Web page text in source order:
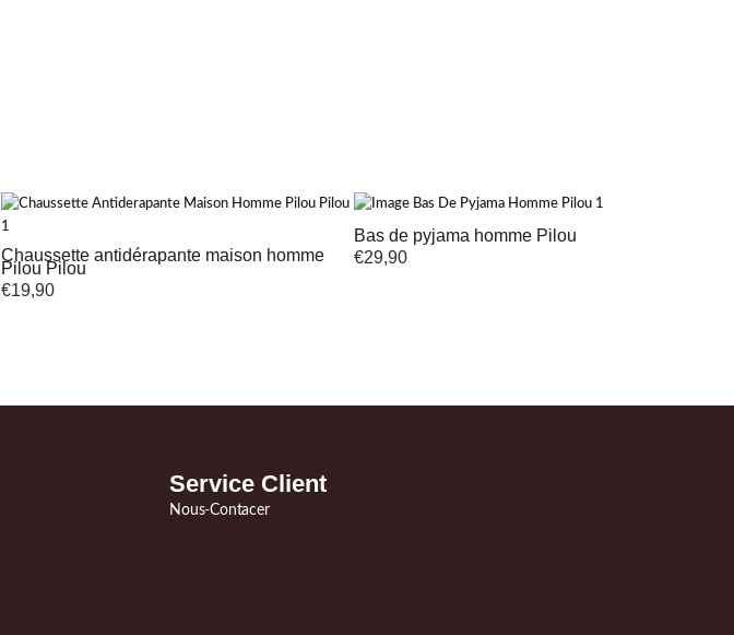
Chaussette antidérapante maison homme
Pilou Pilou
€19,90
Bas de pyjama homme Pilou
€29,90
Service Client
Nous-Contacer